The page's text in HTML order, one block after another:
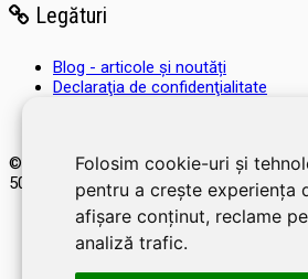
Folosim cookie-uri și
pentru a crește experiența
afișare conținut, reclame
analiză trafic.
Legături
Blog - articole și noutăți
Declaraţia de confidenţialitate
© 2026 SOLDEC SRL, RO1822625, J12/
50.000 RON. Magazin dezvoltat de